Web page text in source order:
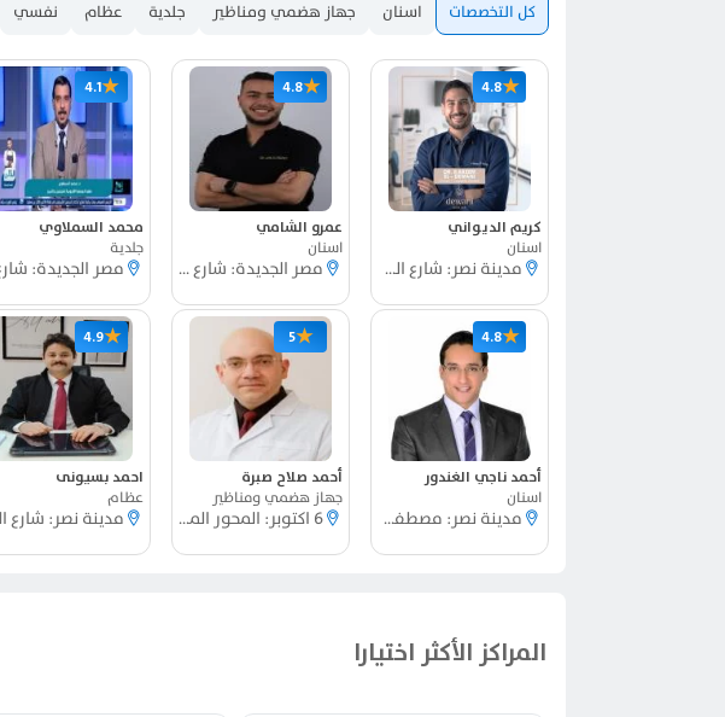
كل التخصصات اسنان جهاز هضمي ومناظير جلدية عظام نفسي
★
4.8
كريم الديواني
اسنان
مدينة نصر: شارع السيدة خديجة
★
4.8
أحمد ناجي الغندور
اسنان
مدينة نصر: مصطفي النحاس
★
4.8
عمرو الشامي
اسنان
مصر الجديدة: شارع بطرس غالى
★
5
أحمد صلاح صبرة
جهاز هضمي ومناظير
6 اكتوبر: المحور المركزي
★
4.1
محمد السملاوي
جلدية
★
4.9
احمد بسيونى
عظام
المراكز الأكثر اختيارا